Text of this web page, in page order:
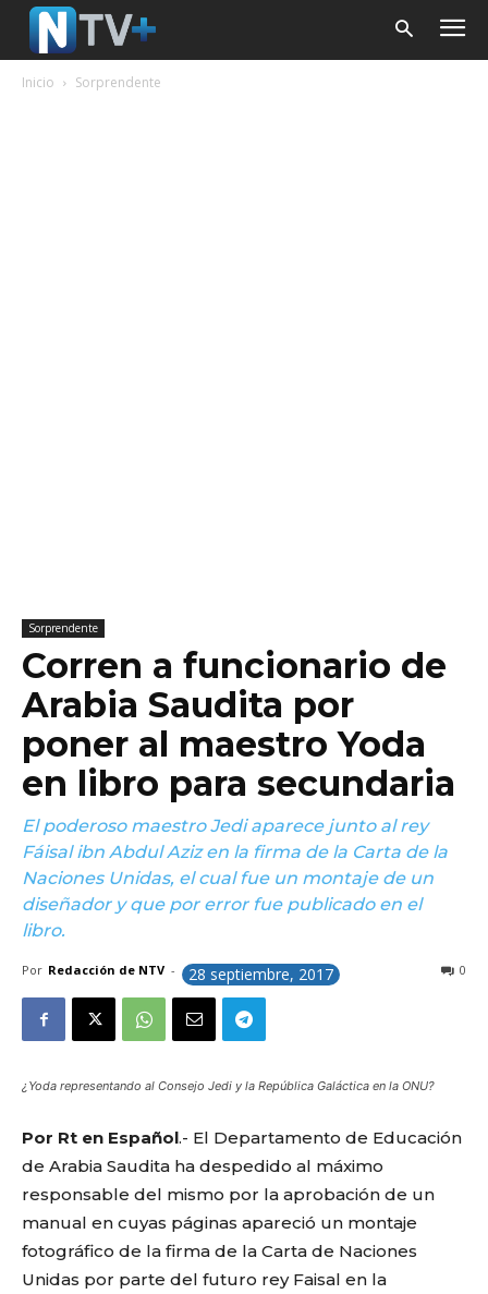
Inicio Sorprendente
Sorprendente
Corren a funcionario de
Arabia Saudita por
poner al maestro Yoda
en libro para secundaria
El poderoso maestro Jedi aparece junto al rey
Fáisal ibn Abdul Aziz en la firma de la Carta de la
Naciones Unidas, el cual fue un montaje de un
diseñador y que por error fue publicado en el
libro.
Por Redacción de NTV - 28 septiembre, 2017 0
¿Yoda representando al Consejo Jedi y la República Galáctica en la ONU?
Por Rt en Español.- El Departamento de Educación
de Arabia Saudita ha despedido al máximo
responsable del mismo por la aprobación de un
manual en cuyas páginas apareció un montaje
fotográfico de la firma de la Carta de Naciones
Unidas por parte del futuro rey Faisal en la